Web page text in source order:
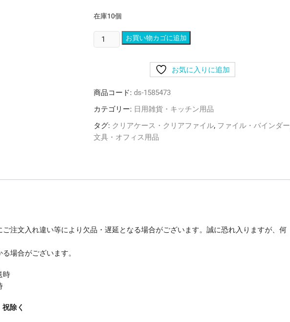
在庫10個
(ま
と
オ
ン
務
器
セ
お買い物カゴに追加
お気に入りに追加
商品コード: ds-1585473
カテゴリー: 日用雑貨・キッチン用品
タグ: クリアケース・クリアファイル, ファイル・バインダー
文具・オフィス用品
注文入れ違い等により欠品・遅延となる場合がございます。誠に恐れ入りますが、何
場合がございます。
時
除く